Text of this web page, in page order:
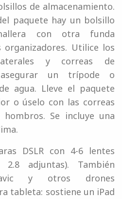
de almacenamiento.
paquete hay un bolsillo
con otra funda
organizadores. Utilice los
y correas de
un trípode o
agua. Lleve el paquete
o úselo con las correas
Se incluye una
DSLR con 4-6 lentes
adjuntas). También
y otros drones
tableta: sostiene un iPad